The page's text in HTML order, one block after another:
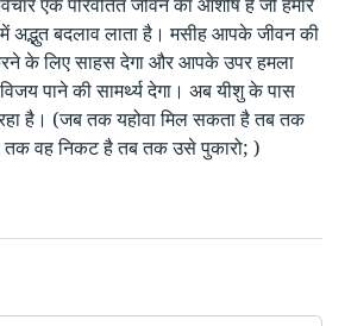
अद्भुत बदलाव लाता है। मसीह आपके जीवन की
के लिए साहस देगा और आपके उपर हमला
पाने की सामर्थ्य देगा। अब यीशु के पास
है। (जब तक यहोवा मिल सकता है तब तक
वह निकट है तब तक उसे पुकारो; )